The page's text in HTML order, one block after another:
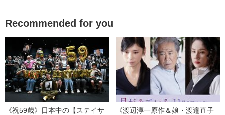
Recommended for you
《祝59歳》日本中の【ステイサ
《渡辺淳一原作＆娘・渡邉直子